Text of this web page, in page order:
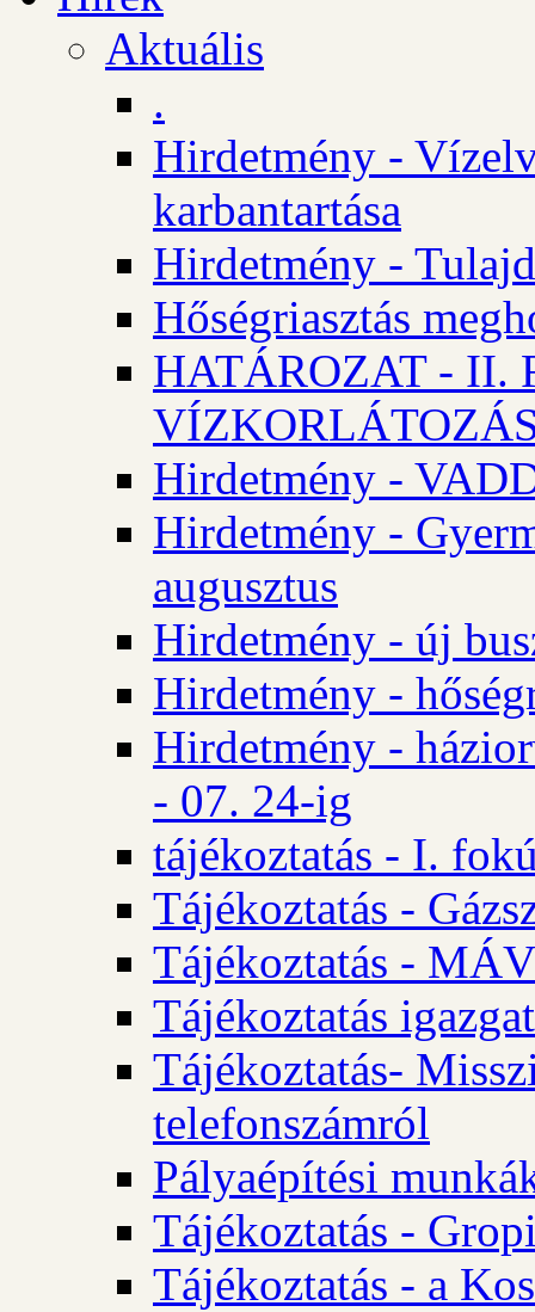
Aktuális
.
Hirdetmény -
karbantartása
Hirdetmény -
Hőségriasztás
HATÁROZAT - II.
Hirdetmény -
Hirdetmény -
augusztus
Hirdetmény - új
Hirdetmény -
Hirdetmény -
- 07. 24-ig
tájékoztatás - I.
Tájékoztatás -
Tájékoztatás -
Tájékoztatás
Tájékoztatás-
telefonszámról
Pályaépítési
Tájékoztatás -
Tájékoztatás - a